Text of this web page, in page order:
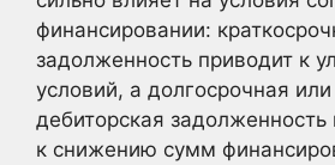
финансировании:
задолженность приводит к
условий, а долгосрочная
дебиторская
к снижению сумм